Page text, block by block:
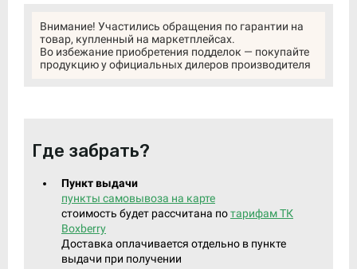
Внимание! Участились обращения по гарантии на
товар, купленный на маркетплейсах.
Во избежание приобретения подделок — покупайте
продукцию у официальных дилеров производителя
Где забрать?
Пункт выдачи
пункты самовывоза на карте
стоимость будет рассчитана потарифам ТК
Boxberry
Доставка оплачивается отдельно в пункте
выдачи при получении